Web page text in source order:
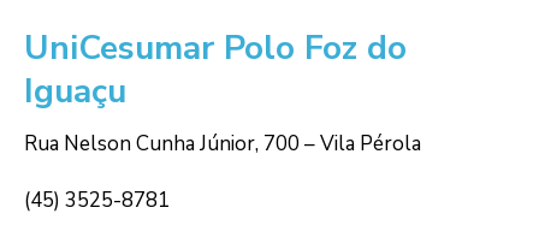
UniCesumar Polo Foz do
Iguaçu
Rua Nelson Cunha Júnior, 700 – Vila Pérola
(45) 3525-8781